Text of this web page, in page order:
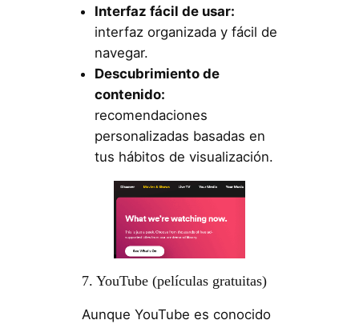
Interfaz fácil de usar:
interfaz organizada y fácil de
navegar.
Descubrimiento de
contenido:
recomendaciones
personalizadas basadas en
tus hábitos de visualización.
7. YouTube (películas gratuitas)
Aunque YouTube es conocido